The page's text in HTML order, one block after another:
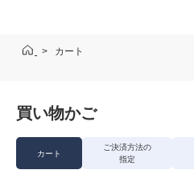
> カート
買い物かご
カート
ご決済方法の
指定